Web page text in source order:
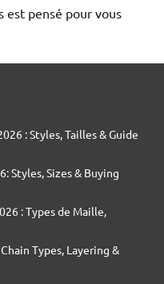
est pensé pour vous
: Styles, Tailles & Guide
Styles, Sizes & Buying
: Types de Maille,
Types, Layering &